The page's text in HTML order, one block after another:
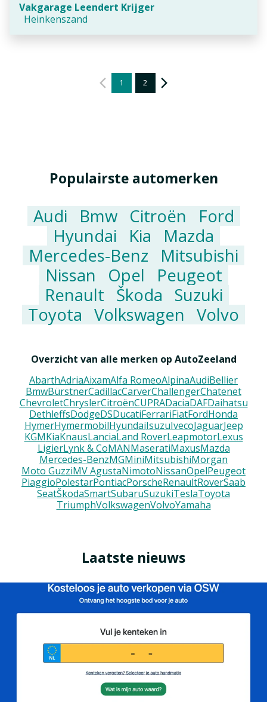
Vakgarage Leendert Krijger
Heinkenszand
1 2
Populairste automerken
Audi Bmw Citroën
Ford
Hyundai
Kia
Mazda
Mercedes-Benz
Mitsubishi
Nissan
Opel
Peugeot
Renault Škoda
Suzuki
Toyota Volkswagen Volvo
Overzicht van alle merken op AutoZeeland
AbarthAdriaAixamAlfa RomeoAlpinaAudiBellier
BmwBürstnerCadillacCarverChallengerChatenet
ChevroletChryslerCitroënCUPRADaciaDAFDaihatsu
DethleffsDodgeDSDucatiFerrariFiatFordHonda
HymerHymermobilHyundaiIsuzuIvecoJaguarJeep
KGMKiaKnausLanciaLand RoverLeapmotorLexus
LigierLynk & CoMANMaseratiMaxusMazda
Mercedes-BenzMGMiniMitsubishiMorgan
Moto GuzziMV AgustaNimotoNissanOpelPeugeot
PiaggioPolestarPontiacPorscheRenaultRoverSaab
SeatŠkodaSmartSubaruSuzukiTeslaToyota
TriumphVolkswagenVolvoYamaha
Laatste nieuws